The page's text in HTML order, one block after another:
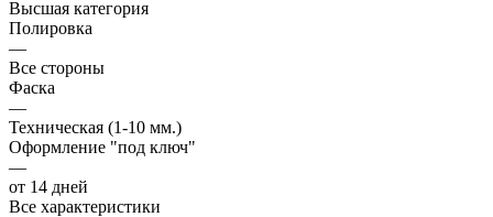
Высшая категория
Полировка
—
Все стороны
Фаска
—
Техническая (1-10 мм.)
Оформление "под ключ"
—
от 14 дней
Все характеристики